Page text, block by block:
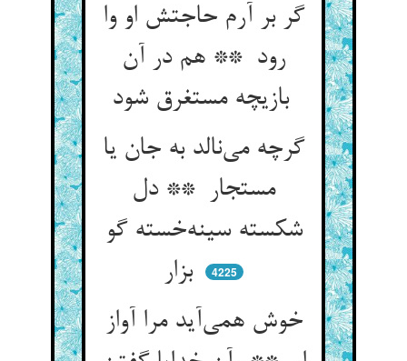
گر بر آرم حاجتش او وا
رود ** هم در آن
بازیچه مستغرق شود
گرچه می‌نالد به جان یا
مستجار ** دل
شکسته سینه‌خسته گو
بزار
4225
خوش همی‌آید مرا آواز